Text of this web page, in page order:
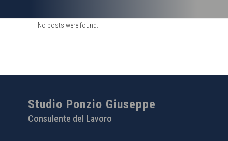
No posts were found.
Studio Ponzio Giuseppe
Consulente del Lavoro